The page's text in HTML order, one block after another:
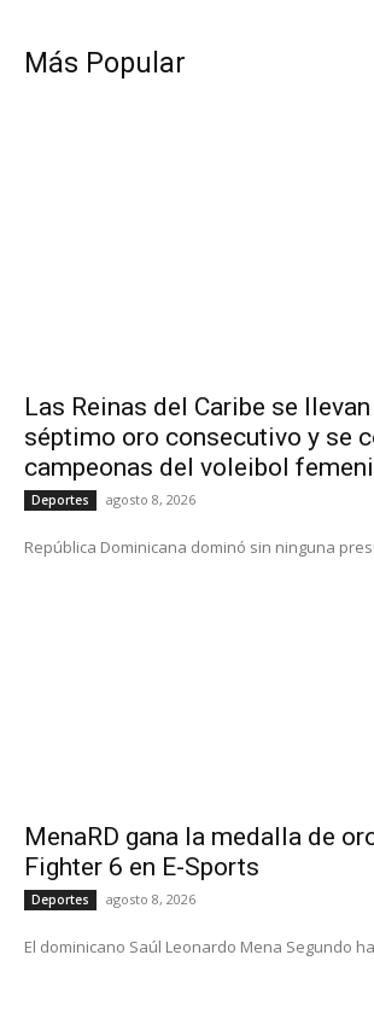
Más Popular
Las Reinas del Caribe se
séptimo oro consecutivo y se
campeonas del voleibol
Deportes agosto 8, 2026
República Dominicana dominó sin ninguna
MenaRD gana la medalla de
Fighter 6 en E-Sports
Deportes agosto 8, 2026
El dominicano Saúl Leonardo Mena Segundo